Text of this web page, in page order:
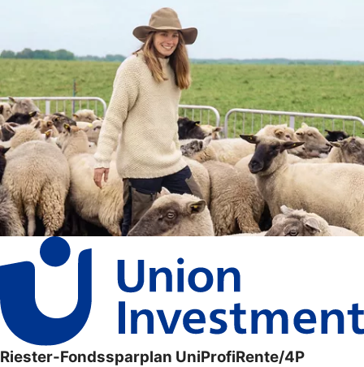
Riester-Fondssparplan UniProfiRente/4P